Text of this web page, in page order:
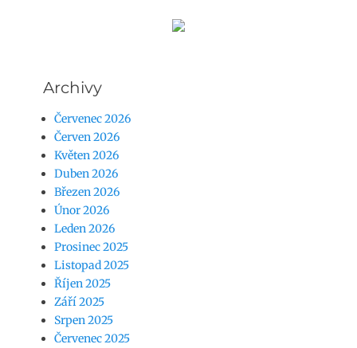
Archivy
Červenec 2026
Červen 2026
Květen 2026
Duben 2026
Březen 2026
Únor 2026
Leden 2026
Prosinec 2025
Listopad 2025
Říjen 2025
Září 2025
Srpen 2025
Červenec 2025